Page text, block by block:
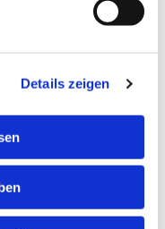
Details zeigen